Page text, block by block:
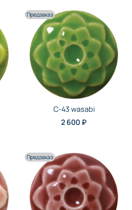
Предзаказ
C-43 wasabi
2 600 ₽
Предзаказ